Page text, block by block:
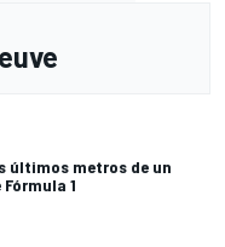
últimos metros de un
1